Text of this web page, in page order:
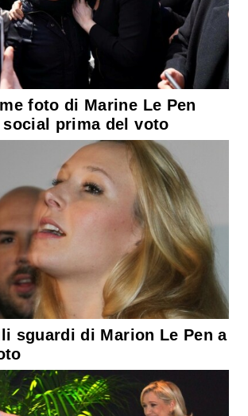
foto di Marine Le Pen
prima del voto
sguardi di Marion Le Pen a